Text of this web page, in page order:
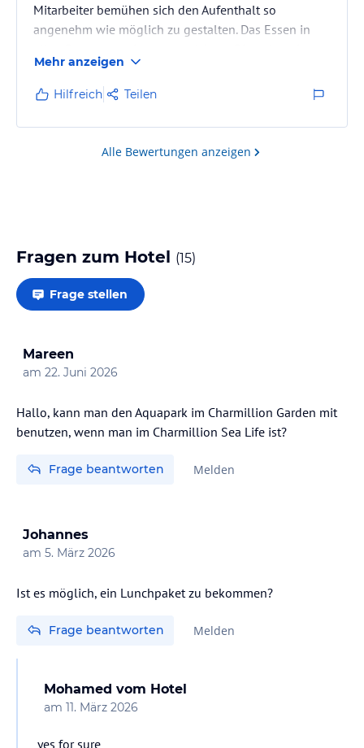
Mitarbeiter bemühen sich den Aufenthalt so
angenehm wie möglich zu gestalten. Das Essen in
sehr großzügig und schön gestaltet.
Mehr anzeigen
Hilfreich Teilen
Alle Bewertungen anzeigen
Fragen zum Hotel (15)
Frage stellen
Mareen
am 22. Juni 2026
Hallo, kann man den Aquapark im Charmillion Garden mit
benutzen, wenn man im Charmillion Sea Life ist?
Frage beantworten Melden
Johannes
am 5. März 2026
Ist es möglich, ein Lunchpaket zu bekommen?
Frage beantworten Melden
Mohamed vom Hotel
am 11. März 2026
yes for sure